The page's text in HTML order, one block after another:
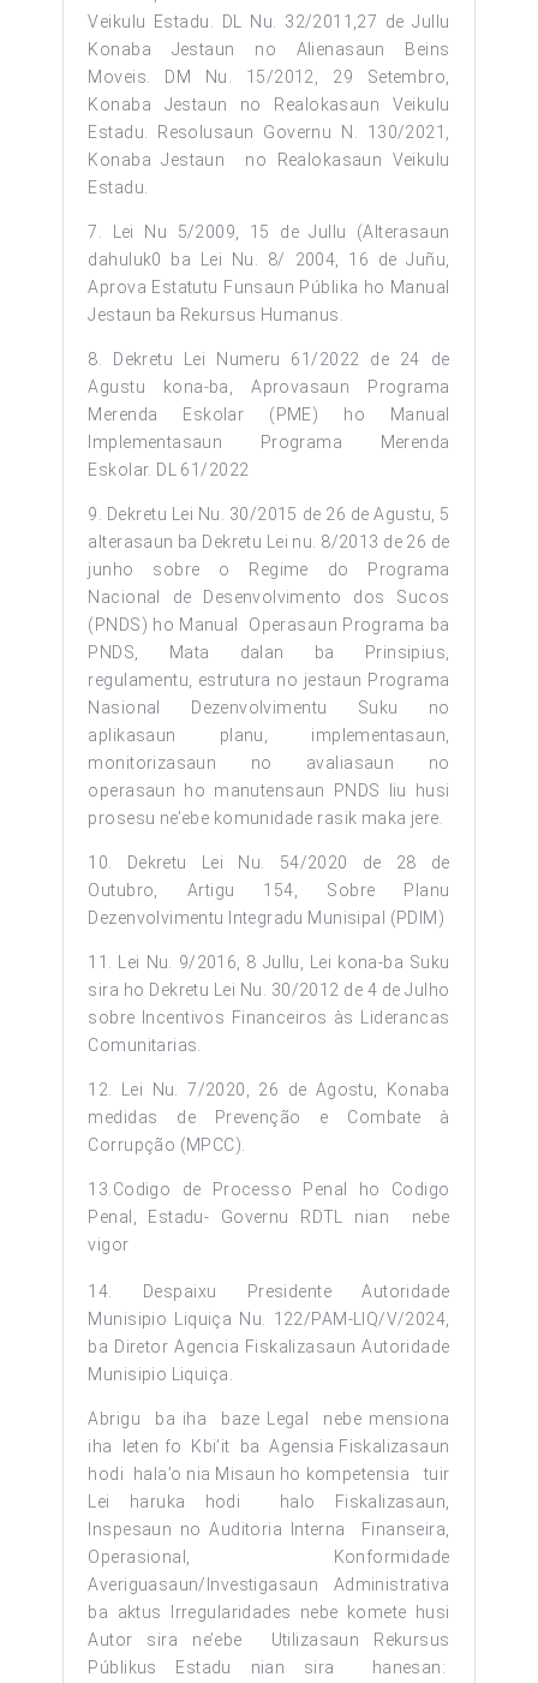
Veikulu Estadu. DL Nu. 32/2011,27 de Jullu
Konaba Jestaun no Alienasaun Beins
Moveis. DM Nu. 15/2012, 29 Setembro,
Konaba Jestaun no Realokasaun Veikulu
Estadu. Resolusaun Governu N. 130/2021,
Konaba Jestaun no Realokasaun Veikulu
Estadu.
7. Lei Nu 5/2009, 15 de Jullu (Alterasaun
dahuluk0 ba Lei Nu. 8/ 2004, 16 de Juñu,
Aprova Estatutu Funsaun Públika ho Manual
Jestaun ba Rekursus Humanus.
8. Dekretu Lei Numeru 61/2022 de 24 de
Agustu kona-ba, Aprovasaun Programa
Merenda Eskolar (PME) ho Manual
Implementasaun Programa Merenda
Eskolar. DL 61/2022
9. Dekretu Lei Nu. 30/2015 de 26 de Agustu, 5
alterasaun ba Dekretu Lei nu. 8/2013 de 26 de
junho sobre o Regime do Programa
Nacional de Desenvolvimento dos Sucos
(PNDS) ho Manual Operasaun Programa ba
PNDS, Mata dalan ba Prinsipius,
regulamentu, estrutura no jestaun Programa
Nasional Dezenvolvimentu Suku no
aplikasaun planu, implementasaun,
monitorizasaun no avaliasaun no
operasaun ho manutensaun PNDS liu husi
prosesu ne’ebe komunidade rasik maka jere.
10. Dekretu Lei Nu. 54/2020 de 28 de
Outubro, Artigu 154, Sobre Planu
Dezenvolvimentu Integradu Munisipal (PDIM)
11. Lei Nu. 9/2016, 8 Jullu, Lei kona-ba Suku
sira ho Dekretu Lei Nu. 30/2012 de 4 de Julho
sobre Incentivos Financeiros às Liderancas
Comunitarias.
12. Lei Nu. 7/2020, 26 de Agostu, Konaba
medidas de Prevenção e Combate à
Corrupção (MPCC).
13.Codigo de Processo Penal ho Codigo
Penal, Estadu- Governu RDTL nian nebe
vigor
14. Despaixu Presidente Autoridade
Munisipio Liquiça Nu. 122/PAM-LIQ/V/2024,
ba Diretor Agencia Fiskalizasaun Autoridade
Munisipio Liquiça.
Abrigu ba iha baze Legal nebe mensiona
iha leten fo Kbi’it ba Agensia Fiskalizasaun
hodi hala’o nia Misaun ho kompetensia tuir
Lei haruka hodi halo Fiskalizasaun,
Inspesaun no Auditoria Interna Finanseira,
Operasional, Konformidade
Averiguasaun/Investigasaun Administrativa
ba aktus Irregularidades nebe komete husi
Autor sira ne’ebe Utilizasaun Rekursus
Públikus Estadu nian sira hanesan: